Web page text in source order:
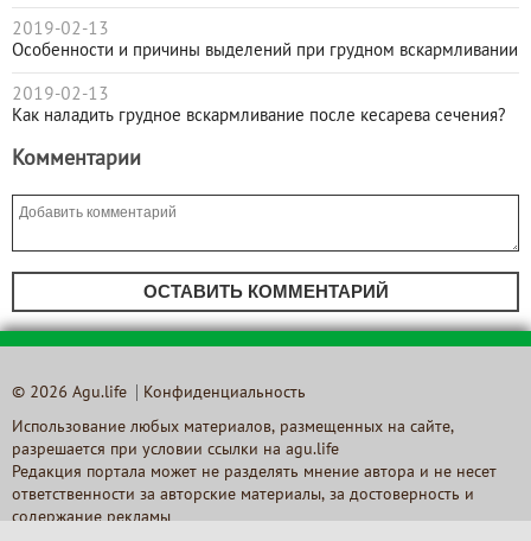
2019-02-13
Особенности и причины выделений при грудном вскармливании
2019-02-13
Как наладить грудное вскармливание после кесарева сечения?
Комментарии
ОСТАВИТЬ КОММЕНТАРИЙ
© 2026 Agu.life Конфиденциальность
Использование любых материалов, размещенных на сайте,
разрешается при условии ссылки на agu.life
Редакция портала может не разделять мнение автора и не несет
ответственности за авторские материалы, за достоверность и
содержание рекламы